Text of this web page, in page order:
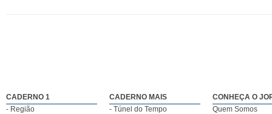
CADERNO 1
- Região
CADERNO MAIS
- Túnel do Tempo
CONHEÇA O
Quem Somos